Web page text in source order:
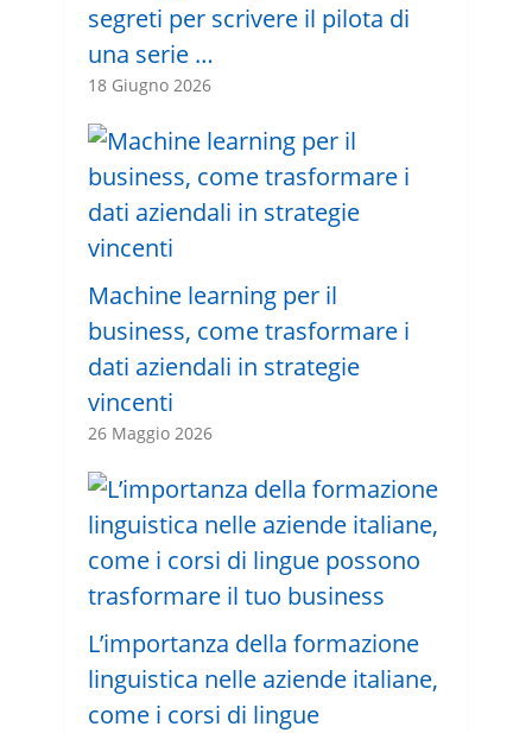
segreti per scrivere il pilota di
una serie …
18 Giugno 2026
Machine learning per il
business, come trasformare i
dati aziendali in strategie
vincenti
26 Maggio 2026
L’importanza della formazione
linguistica nelle aziende italiane,
come i corsi di lingue